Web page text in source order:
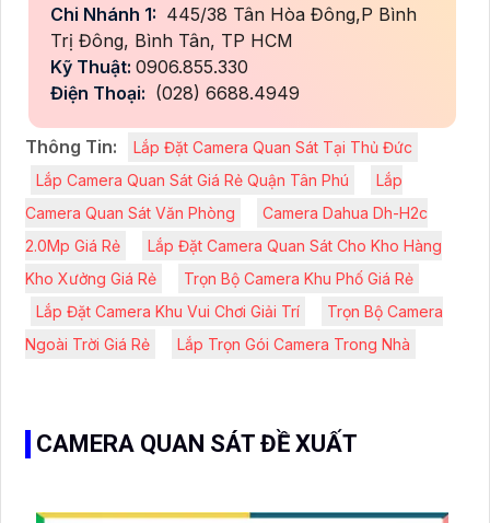
Chi Nhánh 1: 445/38 Tân Hòa Đông,P Bình
Trị Đông, Bình Tân, TP HCM
Kỹ Thuật: 0906.855.330
Điện Thoại: (028) 6688.4949
Thông Tin:
Lắp Đặt Camera Quan Sát Tại Thủ Đức
Lắp Camera Quan Sát Giá Rẻ Quận Tân Phú
Lắp
Camera Quan Sát Văn Phòng
Camera Dahua Dh-H2c
2.0Mp Giá Rẻ
Lắp Đặt Camera Quan Sát Cho Kho Hàng
Kho Xưởng Giá Rẻ
Trọn Bộ Camera Khu Phố Giá Rẻ
Lắp Đặt Camera Khu Vui Chơi Giải Trí
Trọn Bộ Camera
Ngoài Trời Giá Rẻ
Lắp Trọn Gói Camera Trong Nhà
CAMERA QUAN SÁT ĐỀ XUẤT